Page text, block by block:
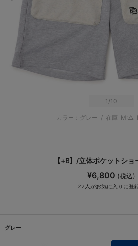
1 /10
カラー：グレー / 在庫 M:△
【+B】/立体ポケットショ
¥6,800 (税込)
22 人がお気に入りに登
グレー